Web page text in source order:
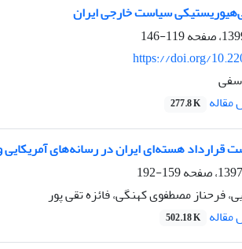
سیاست خارجی ایران
119-146
https://doi.org/
مقاله 277.8 K
قرارداد هسته‌ای ایران در رسانه‌های آمریکایی
159-192
فرحناز مصطفوی کهنگی، فائزه تقی پور
مقاله 502.18 K